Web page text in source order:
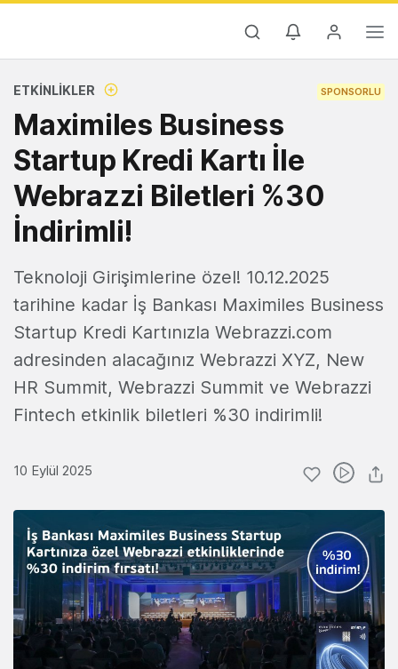
ETKINLIKLER SPONSORLU
Maximiles Business
Startup Kredi Kartı İle
Webrazzi Biletleri %30
İndirimli!
Teknoloji Girişimlerine özel! 10.12.2025
tarihine kadar İş Bankası Maximiles Business
Startup Kredi Kartınızla Webrazzi.com
adresinden alacağınız Webrazzi XYZ, New
HR Summit, Webrazzi Summit ve Webrazzi
Fintech etkinlik biletleri %30 indirimli!
10 Eylül 2025